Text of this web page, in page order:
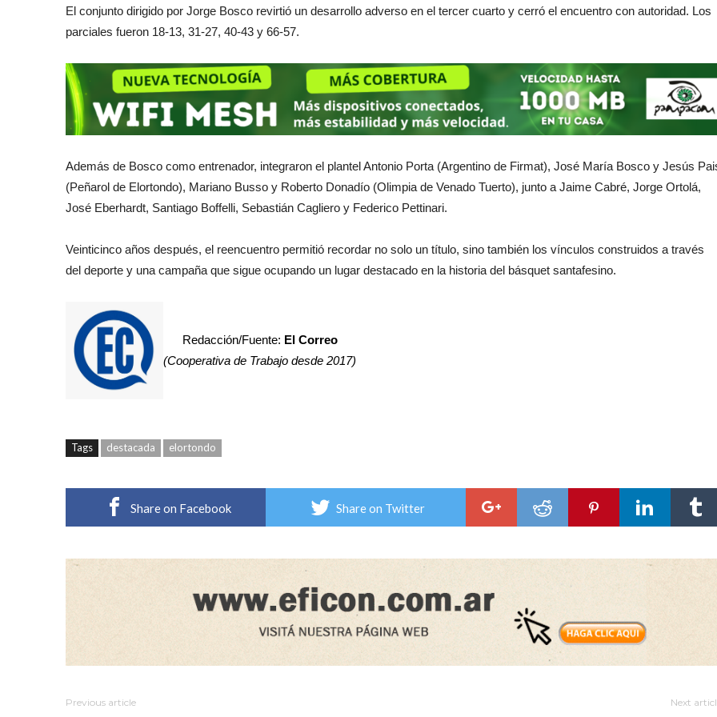
El conjunto dirigido por Jorge Bosco revirtió un desarrollo adverso en el tercer cuarto y cerró el encuentro con autoridad. Los
parciales fueron 18-13, 31-27, 40-43 y 66-57.
Además de Bosco como entrenador, integraron el plantel Antonio Porta (Argentino de Firmat), José María Bosco y Jesús
(Peñarol de Elortondo), Mariano Busso y Roberto Donadío (Olimpia de Venado Tuerto), junto a Jaime Cabré, Jorge Ortolá,
José Eberhardt, Santiago Boffelli, Sebastián Cagliero y Federico Pettinari.
Veinticinco años después, el reencuentro permitió recordar no solo un título, sino también los vínculos construidos a través
del deporte y una campaña que sigue ocupando un lugar destacado en la historia del básquet santafesino.
Redacción/Fuente: El Correo
(Cooperativa de Trabajo desde 2017)
Tags destacada elortondo
Share on Facebook Share on Twitter
Previous article Next